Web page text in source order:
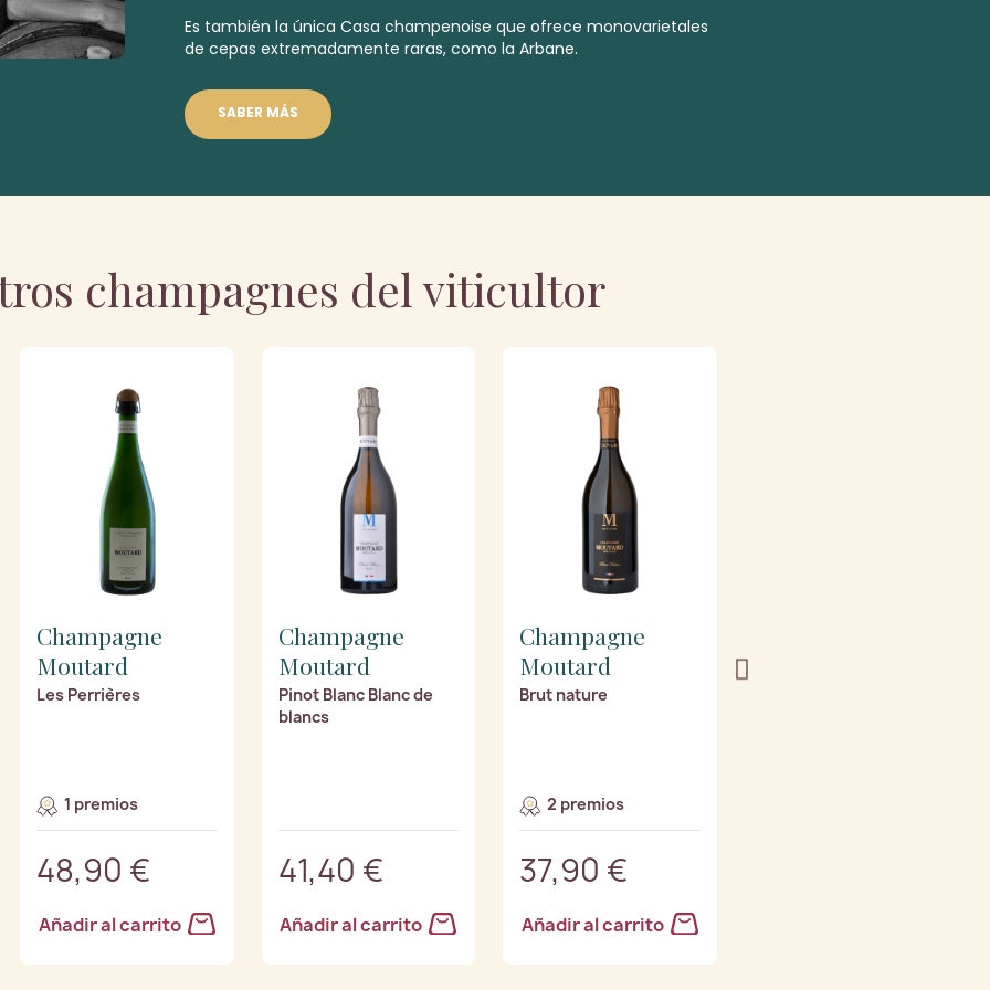
Es también la única Casa champenoise que ofrece monovarietales
de cepas extremadamente raras, como la Arbane.
SABER MÁS
champagnes del viticultor
Champagne
Moutard
Les Perrières
1 premios
48,90 €
Añadir al carrito
Champagne
Moutard
Pinot Blanc Blanc de
blancs
41,40 €
Añadir al carrito
Champagne
Moutard
Brut nature
2 premios
37,90 €
Añadir al carrito